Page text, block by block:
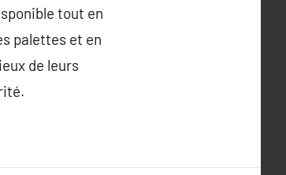
tout en
palettes et en
de leurs